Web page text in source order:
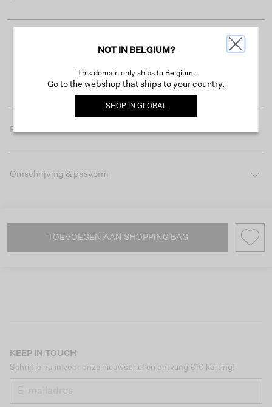
Gemakkelijk retourneren binnen 30 dagen
Productdetails
Omschrijving & pasvorm
TOEVOEGEN AAN SHOPPING BAG
KEEP IN TOUCH
Schrijf je nu in voor onze nieuwsbrief en ontvang €10 korting!
NOT IN BELGIUM?
This domain only ships to Belgium.
Go to the webshop that ships to your country.
SHOP IN GLOBAL